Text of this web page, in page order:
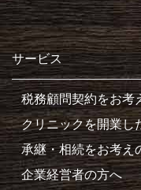
サービス
税務顧問契約をお考
クリニックを開業し
承継・相続をお考え
企業経営者の方へ